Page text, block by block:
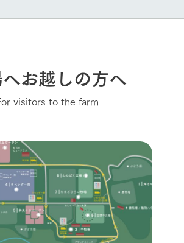
お越しの方へ
visitors to the farm